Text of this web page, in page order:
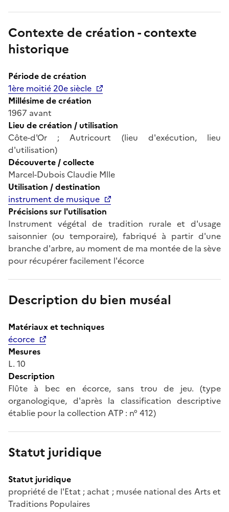
Contexte de création - contexte
historique
Période de création
1ère moitié 20e siècle
Millésime de création
1967 avant
Lieu de création / utilisation
Côte-d'Or ; Autricourt (lieu d'exécution, lieu
d'utilisation)
Découverte / collecte
Marcel-Dubois Claudie Mlle
Utilisation / destination
instrument de musique
Précisions sur l'utilisation
Instrument végétal de tradition rurale et d'usage
saisonnier (ou temporaire), fabriqué à partir d'une
branche d'arbre, au moment de ma montée de la sève
pour récupérer facilement l'écorce
Description du bien muséal
Matériaux et techniques
écorce
Mesures
L. 10
Description
Flûte à bec en écorce, sans trou de jeu. (type
organologique, d'après la classification descriptive
établie pour la collection ATP : n° 412)
Statut juridique
Statut juridique
propriété de l'Etat ; achat ; musée national des Arts et
Traditions Populaires